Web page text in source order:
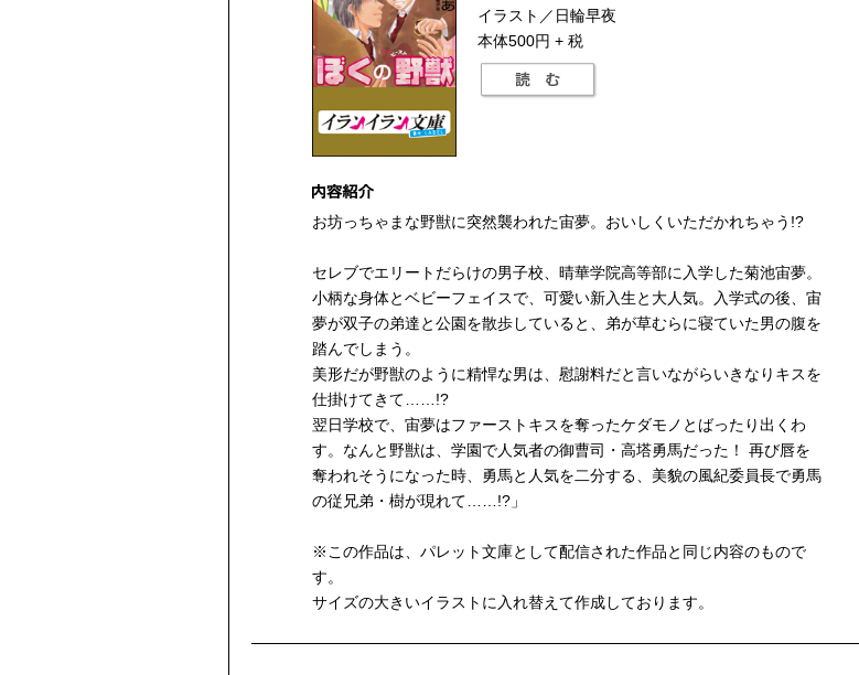
イラスト／日輪早夜
本体500円 + 税
お坊っちゃまな野獣に突然襲われた宙夢。おいしくいただかれちゃう!?
セレブでエリートだらけの男子校、晴華学院高等部に入学した菊池宙夢。
小柄な身体とベビーフェイスで、可愛い新入生と大人気。入学式の後、宙
夢が双子の弟達と公園を散歩していると、弟が草むらに寝ていた男の腹を
踏んでしまう。
美形だが野獣のように精悍な男は、慰謝料だと言いながらいきなりキスを
仕掛けてきて……!?
翌日学校で、宙夢はファーストキスを奪ったケダモノとばったり出くわ
す。なんと野獣は、学園で人気者の御曹司・高塔勇馬だった！ 再び唇を
奪われそうになった時、勇馬と人気を二分する、美貌の風紀委員長で勇馬
の従兄弟・樹が現れて……!?」
※この作品は、パレット文庫として配信された作品と同じ内容のもので
す。
サイズの大きいイラストに入れ替えて作成しております。